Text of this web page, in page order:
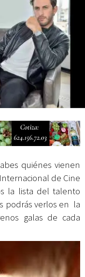
quiénes vienen
de Cine
la lista del talento
podrás verlos en la
galas de cada